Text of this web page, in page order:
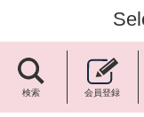
検索 会員登録